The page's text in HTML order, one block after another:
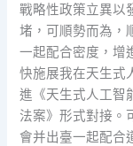
戰略性政策立異以
堵，可順勢而為，
一起配合密度，增
快施展我在天生式
進《天生式人工智
法案》形式對接。
會并出臺一起配合